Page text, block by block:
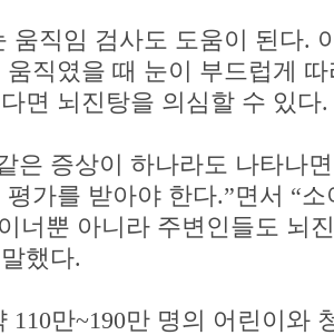
움직임 검사도 도움이 된다.
움직였을 때 눈이 부드럽게
면 뇌진탕을 의심할 수 있다.
은 증상이 하나라도 나타나
가를 받아야 한다.”면서 “
너뿐 아니라 주변인들도 뇌
했다.
110만~190만 명의 어린이와